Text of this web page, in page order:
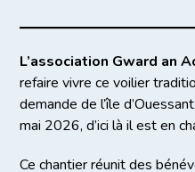
L’association Gward an
refaire vivre ce voilier
demande de l’île
mai 2026, d’ici là il est en
Ce chantier réunit des